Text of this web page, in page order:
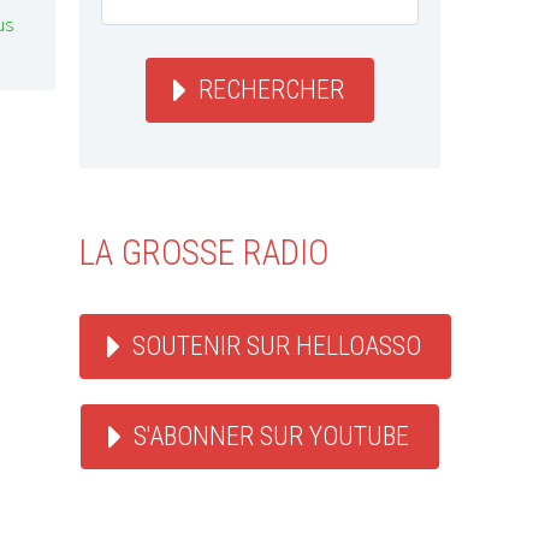
RECHERCHER
LA GROSSE RADIO
SOUTENIR SUR HELLOASSO
S'ABONNER SUR YOUTUBE